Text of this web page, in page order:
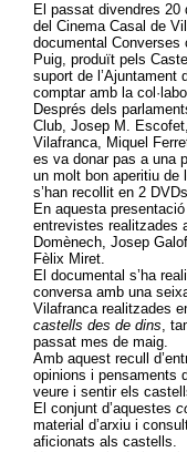
El passat divendres
del Cinema Casal de
documental
Puig, produït pels
suport de l’Ajuntament
comptar amb la
Després dels
Club, Josep M.
Vilafranca, Miquel
es va donar pas a una
un molt bon aperitiu de
s’han recollit en 2
En aquesta
entrevistes realitzades
Domènech, Josep
Fèlix Miret.
El documental s’ha
conversa amb una
Vilafranca realitzades
castells des de dins,
passat mes de maig.
Amb aquest recull
opinions i pensaments
veure i sentir els
El conjunt d’aquestes
material d’arxiu i
aficionats als castells.